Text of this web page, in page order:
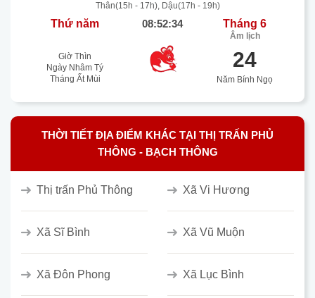
Thân(15h - 17h), Dậu(17h - 19h)
Thứ năm 08:52:34 Tháng 6
Âm lịch
Giờ Thìn
Ngày Nhâm Tý
Tháng Ất Mùi
24
Năm Bính Ngọ
THỜI TIẾT ĐỊA ĐIỂM KHÁC TẠI THỊ TRẤN PHỦ
THÔNG - BẠCH THÔNG
Thị trấn Phủ Thông Xã Vi Hương
Xã Sĩ Bình Xã Vũ Muộn
Xã Đôn Phong Xã Lục Bình